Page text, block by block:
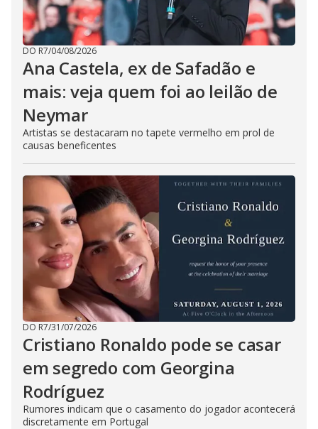
DO R7/04/08/2026
Ana Castela, ex de Safadão e
mais: veja quem foi ao leilão de
Neymar
Artistas se destacaram no tapete vermelho em prol de
causas beneficentes
DO R7/31/07/2026
Cristiano Ronaldo pode se casar
em segredo com Georgina
Rodríguez
Rumores indicam que o casamento do jogador acontecerá
discretamente em Portugal